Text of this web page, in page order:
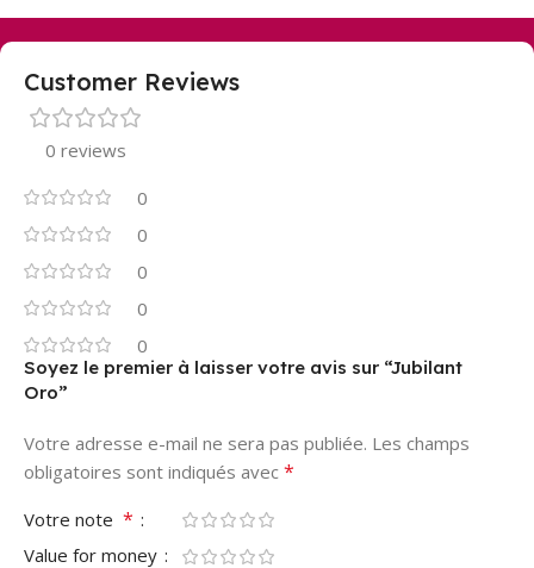
Customer Reviews
0 reviews
0
0
0
0
0
Soyez le premier à laisser votre avis sur “Jubilant
Oro”
Votre adresse e-mail ne sera pas publiée. Les champs
obligatoires sont indiqués avec *
Votre note *
Value for money